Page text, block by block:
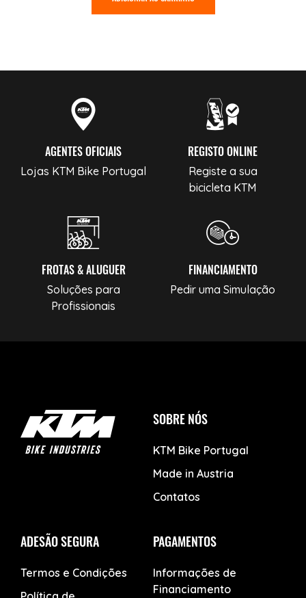
AGENTES OFICIAIS
Lojas KTM Bike Portugal
REGISTO ONLINE
Registe a sua
bicicleta KTM
FROTAS & ALUGUER
Soluções para
Profissionais
FINANCIAMENTO
Pedir uma Simulação
SOBRE NÓS
KTM Bike Portugal
Made in Austria
Contatos
ADESÃO SEGURA
Termos e Condições
PAGAMENTOS
Informações de
Financiamento